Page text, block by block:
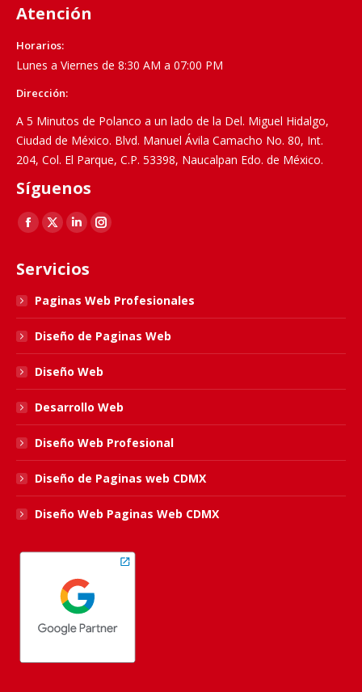
Atención
Horarios:
Lunes a Viernes de 8:30 AM a 07:00 PM
Dirección:
A 5 Minutos de Polanco a un lado de la Del. Miguel Hidalgo,
Ciudad de México. Blvd. Manuel Ávila Camacho No. 80, Int.
204, Col. El Parque, C.P. 53398, Naucalpan Edo. de México.
Síguenos
Find us on:
Facebook
opens
in
new
window
X
opens
in
new
window
Linkedin
opens
new
window
Instagram
in
new
window
Servicios
Paginas Web Profesionales
Diseño de Paginas Web
Diseño Web
Desarrollo Web
Diseño Web Profesional
Diseño de Paginas web CDMX
Diseño Web Paginas Web CDMX